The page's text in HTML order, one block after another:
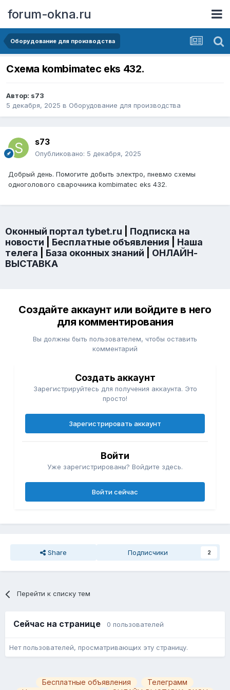
forum-okna.ru
Оборудование для производства
Схема kombimatec eks 432.
Автор: s73
5 декабря, 2025 в Оборудование для производства
s73
Опубликовано: 5 декабря, 2025
Добрый день. Помогите добыть электро, пневмо схемы
одноголового сварочника kombimatec eks 432.
Оконный портал tybet.ru
Подписка на
новости
Бесплатные объявления
Наша
телега
База оконных знаний
ОНЛАЙН-
ВЫСТАВКА
Создайте аккаунт или войдите в него
для комментирования
Вы должны быть пользователем, чтобы оставить
комментарий
Создать аккаунт
Зарегистрируйтесь для получения аккаунта. Это
просто!
Зарегистрировать аккаунт
Войти
Уже зарегистрированы? Войдите здесь.
Войти сейчас
Share Подписчики 2
Перейти к списку тем
Сейчас на странице 0 пользователей
Нет пользователей, просматривающих эту страницу.
Бесплатные объявления
Телеграмм